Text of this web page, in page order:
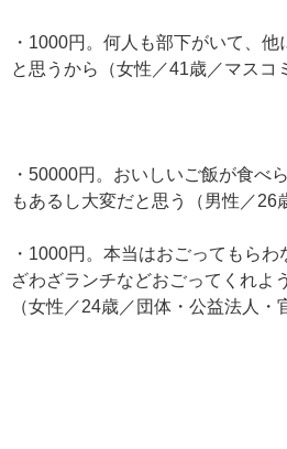
・1000円。何人も部下がいて、
と思うから（女性／41歳／マスコ
・50000円。おいしいご飯が食べ
もあるし大変だと思う（男性／26
・1000円。本当はおごってもら
ざわざランチなどおごってくれよ
（女性／24歳／団体・公益法人・